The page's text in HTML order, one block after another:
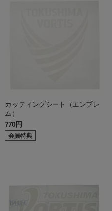
カッティングシート（エンブレ
ム）
770円
会員特典